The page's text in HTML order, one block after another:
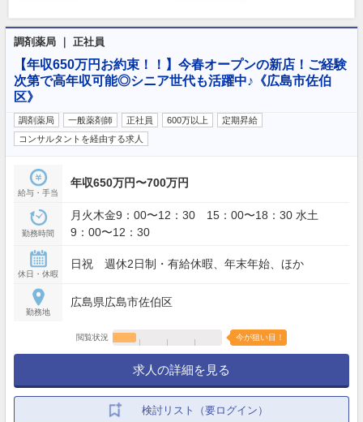
調剤薬局 ｜ 正社員
【年収650万円お約束！！】今春オープンの新店！ご経験
次第で高年収可能◎シニア世代も活躍中♪《広島市佐伯
区》
調剤薬局 一般薬剤師 正社員 600万以上
定期昇給
コンサルタントを経由する求人
給与・手当
年収650万円〜700万円
勤務時間
月火木金9：00〜12：30 15：00〜18：30 水土
9：00〜12：30
休日・休暇
日祝 週休2日制・有給休暇、年末年始、ほか
勤務地
広島県広島市佐伯区
閲覧状況 今が狙い目！
求人の詳細を見る
検討リスト（要ログイン）